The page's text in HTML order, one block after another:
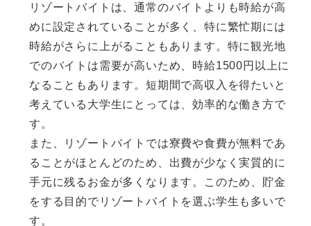
リゾートバイトは、通常のバイトよりも時給が高
めに設定されていることが多く、特に繁忙期には
時給がさらに上がることもあります。特に観光地
でのバイトは需要が高いため、時給1500円以上に
なることもあります。短期間で高収入を得たいと
考えている大学生にとっては、効率的な働き方で
す。
また、リゾートバイトでは寮費や食費が無料であ
ることがほとんどのため、出費が少なく実質的に
手元に残るお金が多くなります。このため、貯金
をする目的でリゾートバイトを選ぶ学生も多いで
す。